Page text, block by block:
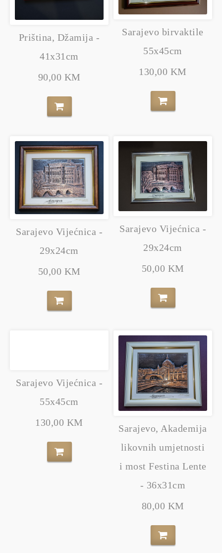
Priština, Džamija -
41x31cm
90,00 KM
Sarajevo birvaktile
55x45cm
130,00 KM
Sarajevo Vijećnica -
29x24cm
50,00 KM
Sarajevo Vijećnica -
29x24cm
50,00 KM
Sarajevo Vijećnica -
55x45cm
130,00 KM
Sarajevo, Akademija
likovnih umjetnosti
i most Festina Lente
- 36x31cm
80,00 KM